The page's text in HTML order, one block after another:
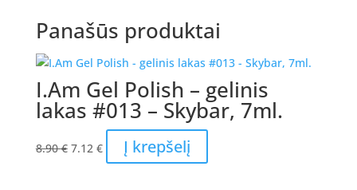
Panašūs produktai
I.Am Gel Polish – gelinis
lakas #013 – Skybar, 7ml.
8.90€ Original
7.12 €Current
price
Į krepšelį